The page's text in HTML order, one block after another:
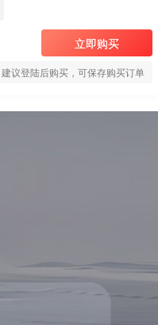
立即购买
议登陆后购买，可保存购买订单